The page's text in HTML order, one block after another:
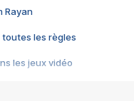
Rayan
toutes les règles
les jeux vidéo